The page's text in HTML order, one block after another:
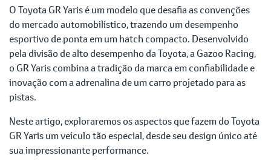
O Toyota GR Yaris é um modelo que desafia as convenções
do mercado automobilístico, trazendo um desempenho
esportivo de ponta em um hatch compacto. Desenvolvido
pela divisão de alto desempenho da Toyota, a Gazoo Racing,
o GR Yaris combina a tradição da marca em confiabilidade e
inovação com a adrenalina de um carro projetado para as
pistas.
Neste artigo, exploraremos os aspectos que fazem do Toyota
GR Yaris um veículo tão especial, desde seu design único até
sua impressionante performance.